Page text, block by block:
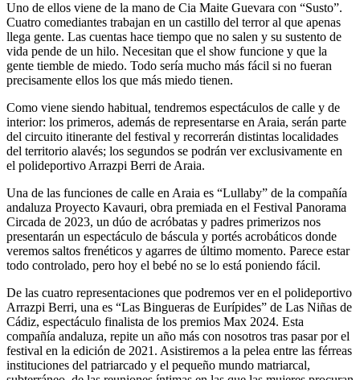
Uno de ellos viene de la mano de Cia Maite Guevara con “Susto”.
Cuatro comediantes trabajan en un castillo del terror al que apenas
llega gente. Las cuentas hace tiempo que no salen y su sustento de
vida pende de un hilo. Necesitan que el show funcione y que la
gente tiemble de miedo. Todo sería mucho más fácil si no fueran
precisamente ellos los que más miedo tienen.
Como viene siendo habitual, tendremos espectáculos de calle y de
interior: los primeros, además de representarse en Araia, serán parte
del circuito itinerante del festival y recorrerán distintas localidades
del territorio alavés; los segundos se podrán ver exclusivamente en
el polideportivo Arrazpi Berri de Araia.
Una de las funciones de calle en Araia es “Lullaby” de la compañía
andaluza Proyecto Kavauri, obra premiada en el Festival Panorama
Circada de 2023, un dúo de acróbatas y padres primerizos nos
presentarán un espectáculo de báscula y portés acrobáticos donde
veremos saltos frenéticos y agarres de último momento. Parece estar
todo controlado, pero hoy el bebé no se lo está poniendo fácil.
De las cuatro representaciones que podremos ver en el polideportivo
Arrazpi Berri, una es “Las Bingueras de Eurípides” de Las Niñas de
Cádiz, espectáculo finalista de los premios Max 2024. Esta
compañía andaluza, repite un año más con nosotros tras pasar por el
festival en la edición de 2021. Asistiremos a la pelea entre las férreas
instituciones del patriarcado y el pequeño mundo matriarcal,